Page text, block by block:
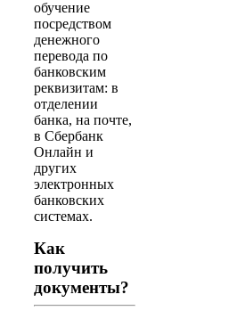
обучение
посредством
денежного
перевода по
банковским
реквизитам: в
отделении
банка, на почте,
в Сбербанк
Онлайн и
других
электронных
банковских
системах.
Как
получить
документы?